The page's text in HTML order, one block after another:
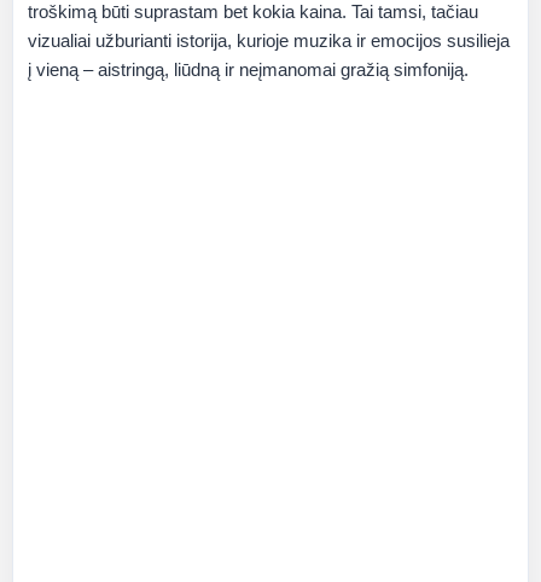
troškimą būti suprastam bet kokia kaina. Tai tamsi, tačiau
vizualiai užburianti istorija, kurioje muzika ir emocijos susilieja
į vieną – aistringą, liūdną ir neįmanomai gražią simfoniją.